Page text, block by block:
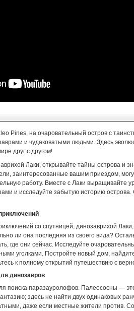
Pines, на очаровательный остров с
и чудаковатыми людьми. Здесь
друг с другом!
Лаки, открывайте тайны острова и
заинтересованные вашим приездом,
работу. Вместе с Лаки выращивайте
и исследуйте забытую историю острова.
со спутницей, динозаврихой
ли она последняя из своего вида?
где они сейчас. Исследуйте
уголками. Постройте новый дом,
к полному открытий путешествию с
динозавров
поиска паразауролофов. Палеососны —
здесь не найти двух одинаковых
даже если местные жители против.